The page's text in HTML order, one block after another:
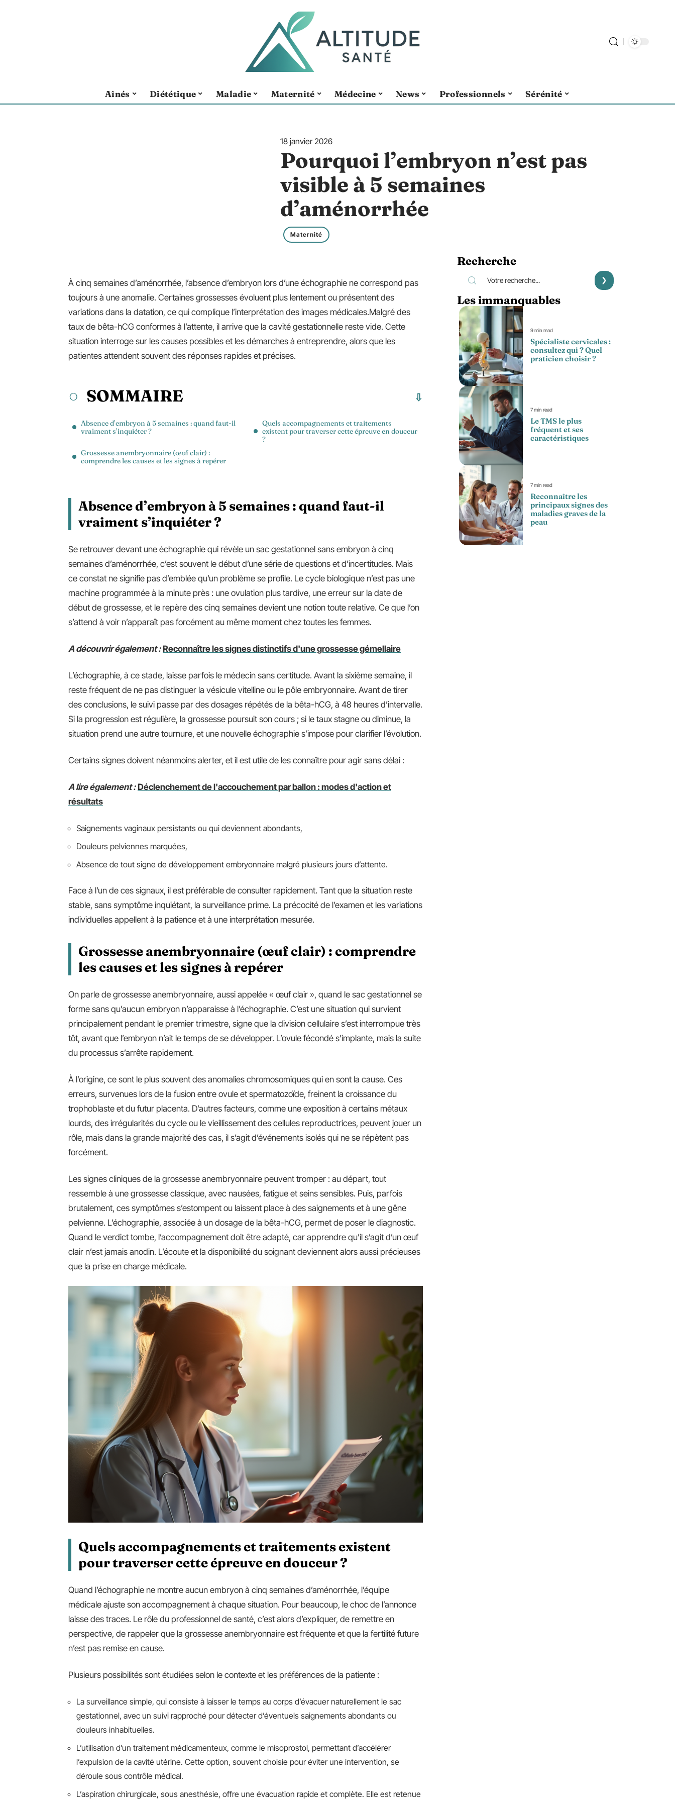
Aînés Diététique Maladie Maternité Médecine News Professionnels Sérénité
18 janvier 2026
Pourquoi l’embryon n’est pas
visible à 5 semaines
d’aménorrhée
Maternité
À cinq semaines d’aménorrhée, l’absence d’embryon lors d’une échographie ne correspond pas
toujours à une anomalie. Certaines grossesses évoluent plus lentement ou présentent des
variations dans la datation, ce qui complique l’interprétation des images médicales.Malgré des
taux de bêta-hCG conformes à l’attente, il arrive que la cavité gestationnelle reste vide. Cette
situation interroge sur les causes possibles et les démarches à entreprendre, alors que les
patientes attendent souvent des réponses rapides et précises.
SOMMAIRE
Absence d’embryon à 5 semaines : quand faut-il
vraiment s’inquiéter ?
Grossesse anembryonnaire (œuf clair) :
comprendre les causes et les signes à repérer
Quels accompagnements et traitements
existent pour traverser cette épreuve en douceur
?
Absence d’embryon à 5 semaines : quand faut-il
vraiment s’inquiéter ?
Se retrouver devant une échographie qui révèle un sac gestationnel sans embryon à cinq
semaines d’aménorrhée, c’est souvent le début d’une série de questions et d’incertitudes. Mais
ce constat ne signifie pas d’emblée qu’un problème se profile. Le cycle biologique n’est pas une
machine programmée à la minute près : une ovulation plus tardive, une erreur sur la date de
début de grossesse, et le repère des cinq semaines devient une notion toute relative. Ce que l’on
s’attend à voir n’apparaît pas forcément au même moment chez toutes les femmes.
A découvrir également : Reconnaître les signes distinctifs d'une grossesse gémellaire
L’échographie, à ce stade, laisse parfois le médecin sans certitude. Avant la sixième semaine, il
reste fréquent de ne pas distinguer la vésicule vitelline ou le pôle embryonnaire. Avant de tirer
des conclusions, le suivi passe par des dosages répétés de la bêta-hCG, à 48 heures d’intervalle.
Si la progression est régulière, la grossesse poursuit son cours ; si le taux stagne ou diminue, la
situation prend une autre tournure, et une nouvelle échographie s’impose pour clarifier l’évolution.
Certains signes doivent néanmoins alerter, et il est utile de les connaître pour agir sans délai :
A lire également : Déclenchement de l'accouchement par ballon : modes d'action et
résultats
Saignements vaginaux persistants ou qui deviennent abondants,
Douleurs pelviennes marquées,
Absence de tout signe de développement embryonnaire malgré plusieurs jours d’attente.
Face à l’un de ces signaux, il est préférable de consulter rapidement. Tant que la situation reste
stable, sans symptôme inquiétant, la surveillance prime. La précocité de l’examen et les variations
individuelles appellent à la patience et à une interprétation mesurée.
Grossesse anembryonnaire (œuf clair) : comprendre
les causes et les signes à repérer
On parle de grossesse anembryonnaire, aussi appelée « œuf clair », quand le sac gestationnel se
forme sans qu’aucun embryon n’apparaisse à l’échographie. C’est une situation qui survient
principalement pendant le premier trimestre, signe que la division cellulaire s’est interrompue très
tôt, avant que l’embryon n’ait le temps de se développer. L’ovule fécondé s’implante, mais la suite
du processus s’arrête rapidement.
À l’origine, ce sont le plus souvent des anomalies chromosomiques qui en sont la cause. Ces
erreurs, survenues lors de la fusion entre ovule et spermatozoïde, freinent la croissance du
trophoblaste et du futur placenta. D’autres facteurs, comme une exposition à certains métaux
lourds, des irrégularités du cycle ou le vieillissement des cellules reproductrices, peuvent jouer un
rôle, mais dans la grande majorité des cas, il s’agit d’événements isolés qui ne se répètent pas
forcément.
Les signes cliniques de la grossesse anembryonnaire peuvent tromper : au départ, tout
ressemble à une grossesse classique, avec nausées, fatigue et seins sensibles. Puis, parfois
brutalement, ces symptômes s’estompent ou laissent place à des saignements et à une gêne
pelvienne. L’échographie, associée à un dosage de la bêta-hCG, permet de poser le diagnostic.
Quand le verdict tombe, l’accompagnement doit être adapté, car apprendre qu’il s’agit d’un œuf
clair n’est jamais anodin. L’écoute et la disponibilité du soignant deviennent alors aussi précieuses
que la prise en charge médicale.
Quels accompagnements et traitements existent
pour traverser cette épreuve en douceur ?
Quand l’échographie ne montre aucun embryon à cinq semaines d’aménorrhée, l’équipe
médicale ajuste son accompagnement à chaque situation. Pour beaucoup, le choc de l’annonce
laisse des traces. Le rôle du professionnel de santé, c’est alors d’expliquer, de remettre en
perspective, de rappeler que la grossesse anembryonnaire est fréquente et que la fertilité future
n’est pas remise en cause.
Plusieurs possibilités sont étudiées selon le contexte et les préférences de la patiente :
La surveillance simple, qui consiste à laisser le temps au corps d’évacuer naturellement le sac
gestationnel, avec un suivi rapproché pour détecter d’éventuels saignements abondants ou
douleurs inhabituelles.
L’utilisation d’un traitement médicamenteux, comme le misoprostol, permettant d’accélérer
l’expulsion de la cavité utérine. Cette option, souvent choisie pour éviter une intervention, se
déroule sous contrôle médical.
L’aspiration chirurgicale, sous anesthésie, offre une évacuation rapide et complète. Elle est retenue
Recherche
Les immanquables
9 min read
Spécialiste cervicales :
consultez qui ? Quel
praticien choisir ?
7 min read
Le TMS le plus
fréquent et ses
caractéristiques
7 min read
Reconnaître les
principaux signes des
maladies graves de la
peau